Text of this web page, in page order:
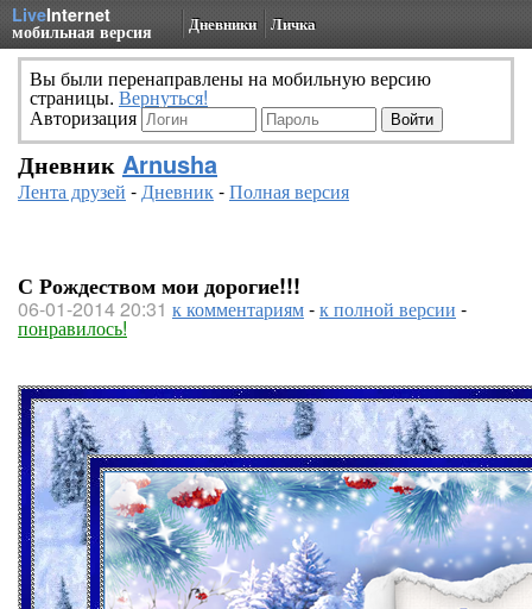
LiveInternet
мобильная версия Дневники Личка
Вы были перенаправлены на мобильную версию
страницы. Вернуться!
Авторизация
Дневник Arnusha
Лента друзей -Дневник-Полная версия
С Рождеством мои дорогие!!!
06-01-2014 20:31 к комментариям-к полной версии -
понравилось!